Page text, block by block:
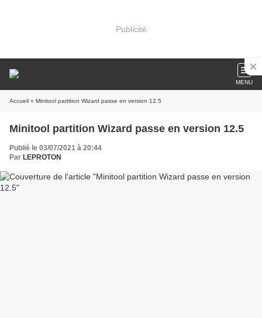
Publicité
MENU
Accueil » Minitool partition Wizard passe en version 12.5
Minitool partition Wizard passe en version 12.5
Publié le 03/07/2021 à 20:44
Par LEPROTON